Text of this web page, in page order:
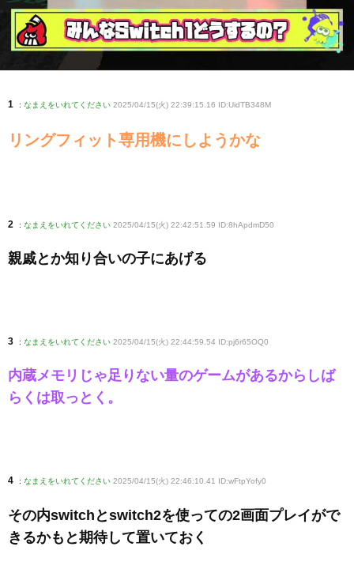
1 : なまえをいれてください 2025/04/15(火) 22:39:15.16 ID:UidTB348M
リングフィット専用機にしようかな
2 : なまえをいれてください 2025/04/15(火) 22:42:51.59 ID:8hApdmD50
親戚とか知り合いの子にあげる
3 : なまえをいれてください 2025/04/15(火) 22:44:59.54 ID:pj6r65OQ0
内蔵メモリじゃ足りない量のゲームがあるからしば
らくは取っとく。
4 : なまえをいれてください 2025/04/15(火) 22:46:10.41 ID:wFtpYofy0
その内switchとswitch2を使っての2画面プレイがで
きるかもと期待して置いておく